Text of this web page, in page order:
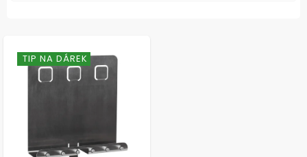
TIP NA DÁREK